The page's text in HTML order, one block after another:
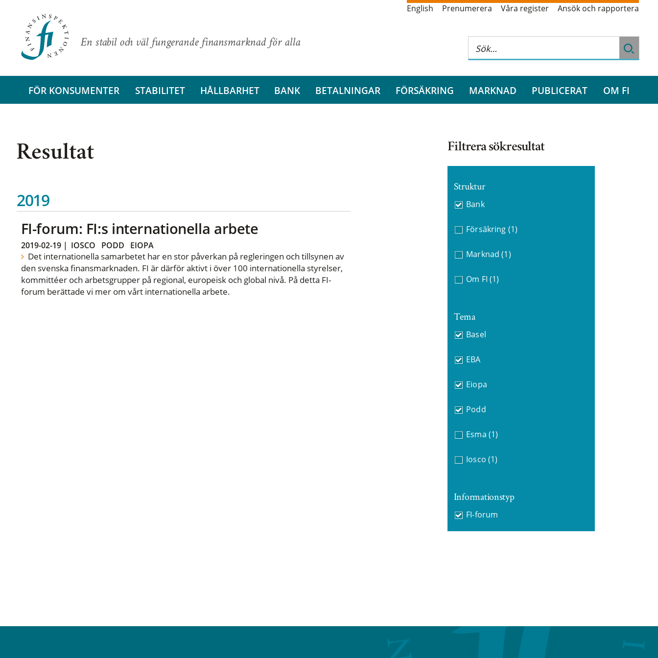
En stabil och väl fungerande finansmarknad för alla
English Prenumerera Våra register Ansök och rapportera
FÖR KONSUMENTER STABILITET HÅLLBARHET BANK BETALNINGAR FÖRSÄKRING MARKNAD PUBLICERAT OM FI
Resultat
2019
FI-forum: FI:s internationella arbete
2019-02-19| IOSCO PODD EIOPA
Det internationella samarbetet har en stor påverkan på regleringen och tillsynen av
den svenska finansmarknaden. FI är därför aktivt i över 100 internationella styrelser,
kommittéer och arbetsgrupper på regional, europeisk och global nivå. På detta FI-
forum berättade vi mer om vårt internationella arbete.
Filtrera sökresultat
Struktur
Bank
Försäkring (1)
Marknad (1)
Om FI (1)
Tema
Basel
EBA
Eiopa
Podd
Esma (1)
Iosco (1)
Informationstyp
FI-forum